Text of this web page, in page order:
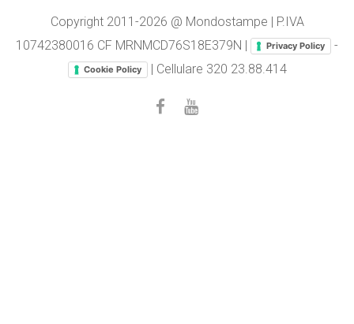
Copyright 2011-2026 @ Mondostampe | P.IVA
10742380016 CF MRNMCD76S18E379N |
Privacy Policy -
Cookie Policy | Cellulare 320 23.88.414